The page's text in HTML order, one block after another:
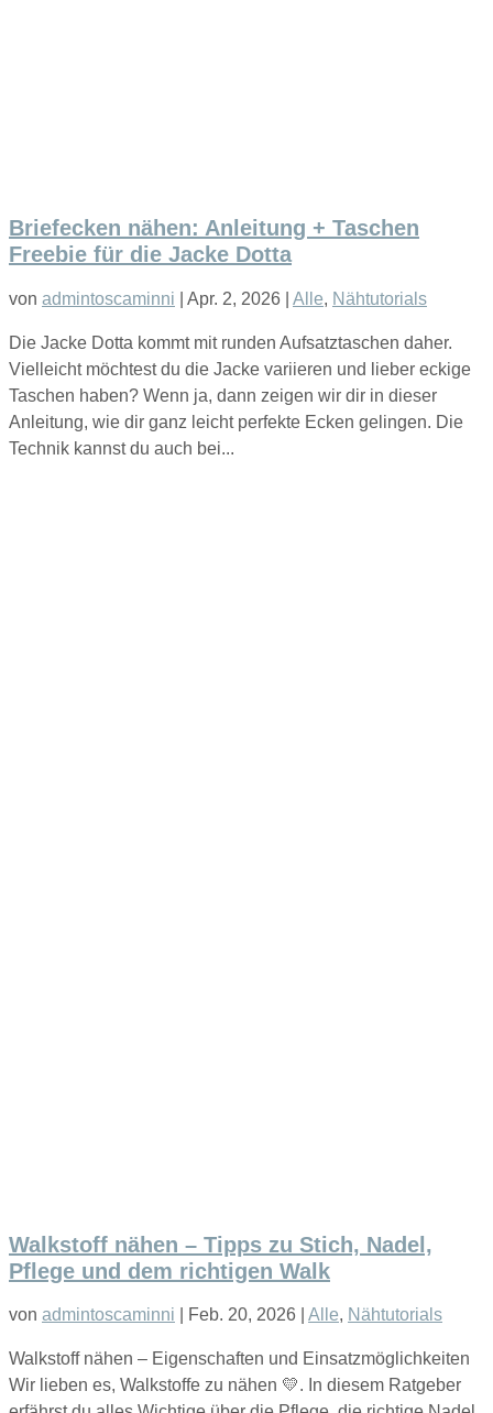
Briefecken nähen: Anleitung + Taschen
Freebie für die Jacke Dotta
von admintoscaminni Apr. 2, 2026 Alle, Nähtutorials
Die Jacke Dotta kommt mit runden Aufsatztaschen daher.
Vielleicht möchtest du die Jacke variieren und lieber eckige
Taschen haben? Wenn ja, dann zeigen wir dir in dieser
Anleitung, wie dir ganz leicht perfekte Ecken gelingen. Die
Technik kannst du auch bei...
Walkstoff nähen – Tipps zu Stich, Nadel,
Pflege und dem richtigen Walk
von admintoscaminni Feb. 20, 2026 Alle, Nähtutorials
Walkstoff nähen – Eigenschaften und Einsatzmöglichkeiten
Wir lieben es, Walkstoffe zu nähen 💛. In diesem Ratgeber